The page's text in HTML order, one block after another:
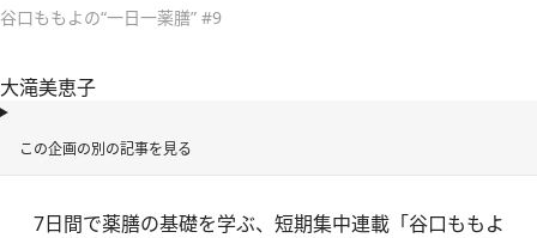
谷口ももよの“一日一薬膳” #9
大滝美恵子
この企画の別の記事を見る
7日間で薬膳の基礎を学ぶ、短期集中連載「谷口ももよ